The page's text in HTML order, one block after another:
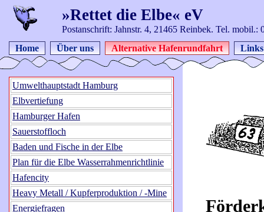
Umwelthauptstadt Hamburg
Elbvertiefung
Hamburger Hafen
Sauerstoffloch
Baden und Fische in der Elbe
Plan für die Elbe Wasserrahmenrichtlinie
Hafencity
Heavy Metall / Kupferproduktion / -Mine
Energiefragen
»Rettet die Elbe« eV
Postanschrift: Jahnstr. 4, 21465 Reinbek. Tel. mobil.:
Home
Über uns Alternative Hafenrundfahrt Links